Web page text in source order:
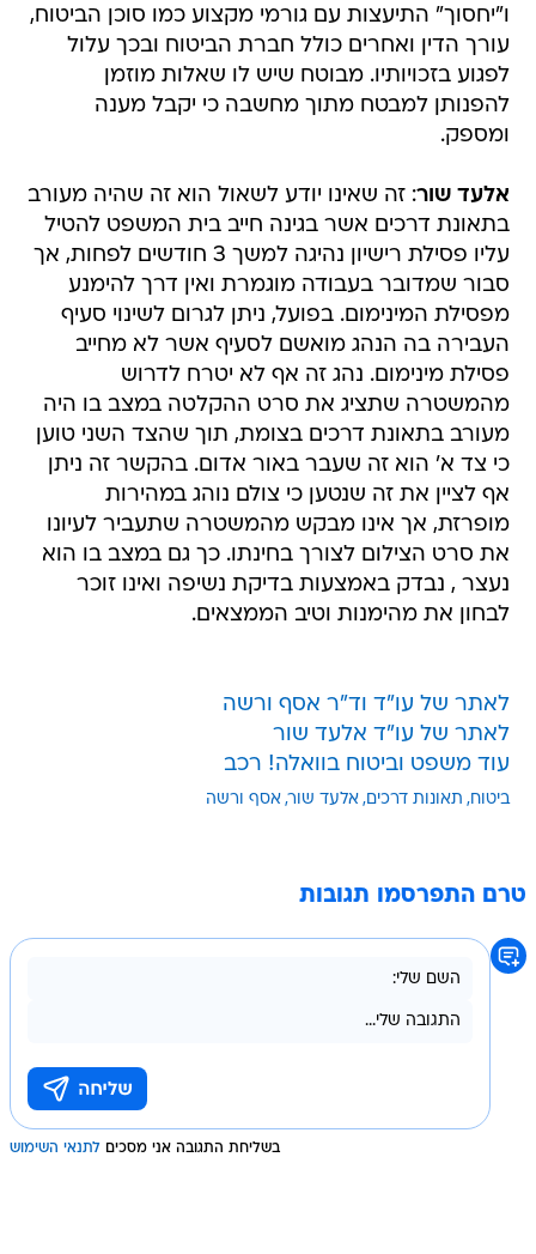
ו"יחסוך" התיעצות עם גורמי מקצוע כמו סוכן הביטוח,
עורך הדין ואחרים כולל חברת הביטוח ובכך עלול
לפגוע בזכויותיו. מבוטח שיש לו שאלות מוזמן
להפנותן למבטח מתוך מחשבה כי יקבל מענה
ומספק.
אלעד שור: זה שאינו יודע לשאול הוא זה שהיה מעורב
בתאונת דרכים אשר בגינה חייב בית המשפט להטיל
עליו פסילת רישיון נהיגה למשך 3 חודשים לפחות, אך
סבור שמדובר בעבודה מוגמרת ואין דרך להימנע
מפסילת המינימום. בפועל, ניתן לגרום לשינוי סעיף
העבירה בה הנהג מואשם לסעיף אשר לא מחייב
פסילת מינימום. נהג זה אף לא יטרח לדרוש
מהמשטרה שתציג את סרט ההקלטה במצב בו היה
מעורב בתאונת דרכים בצומת, תוך שהצד השני טוען
כי צד א' הוא זה שעבר באור אדום. בהקשר זה ניתן
אף לציין את זה שנטען כי צולם נוהג במהירות
מופרזת, אך אינו מבקש מהמשטרה שתעביר לעיונו
את סרט הצילום לצורך בחינתו. כך גם במצב בו הוא
נעצר , נבדק באמצעות בדיקת נשיפה ואינו זוכר
לבחון את מהימנות וטיב הממצאים.
לאתר של עו"ד וד"ר אסף ורשה
לאתר של עו"ד אלעד שור
עוד משפט וביטוח בוואלה! רכב
ביטוח תאונות דרכים אלעד שור אסף ורשה
טרם התפרסמו תגובות
בשליחת התגובה אני מסכים לתנאי השימוש